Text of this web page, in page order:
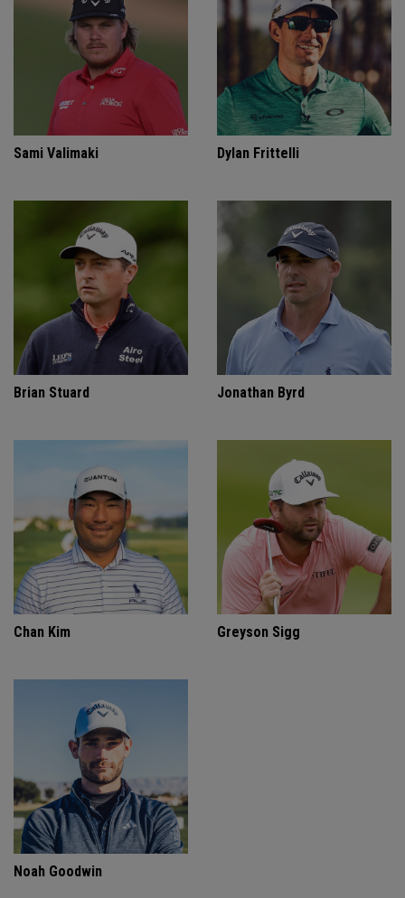
Sami Valimaki Dylan Frittelli
Brian Stuard Jonathan Byrd
Chan Kim Greyson Sigg
Noah Goodwin